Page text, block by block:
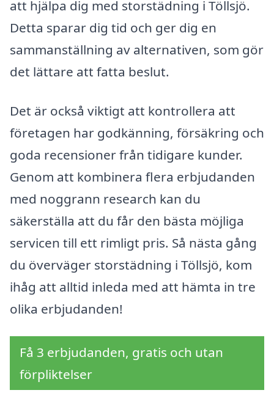
att hjälpa dig med storstädning i Töllsjö.
Detta sparar dig tid och ger dig en
sammanställning av alternativen, som gör
det lättare att fatta beslut.
Det är också viktigt att kontrollera att
företagen har godkänning, försäkring och
goda recensioner från tidigare kunder.
Genom att kombinera flera erbjudanden
med noggrann research kan du
säkerställa att du får den bästa möjliga
servicen till ett rimligt pris. Så nästa gång
du överväger storstädning i Töllsjö, kom
ihåg att alltid inleda med att hämta in tre
olika erbjudanden!
Få 3 erbjudanden, gratis och utan
förpliktelser